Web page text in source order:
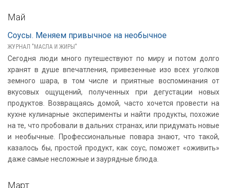
Май
Соусы. Меняем привычное на необычное
ЖУРНАЛ "МАСЛА И ЖИРЫ"
Сегодня люди много путешествуют по миру и потом долго
хранят в душе впечатления, привезенные изо всех уголков
земного шара, в том числе и приятные воспоминания от
вкусовых ощущений, полученных при дегустации новых
продуктов. Возвращаясь домой, часто хочется провести на
кухне кулинарные эксперименты и найти продукты, похожие
на те, что пробовали в дальних странах, или придумать новые
и необычные. Профессиональные повара знают, что такой,
казалось бы, простой продукт, как соус, поможет «оживить»
даже самые несложные и заурядные блюда.
Март